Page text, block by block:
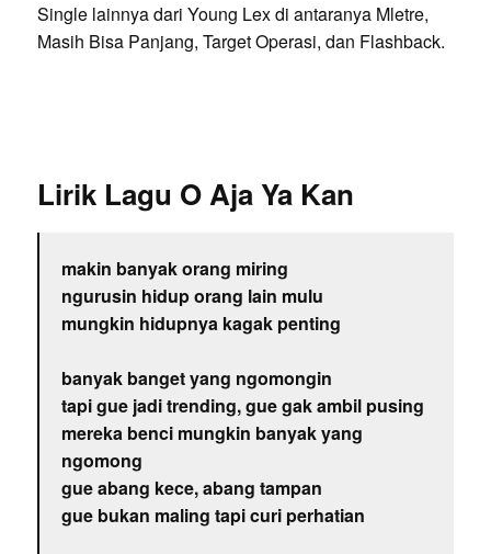
Single lainnya dari Young Lex di antaranya Mletre,
Masih Bisa Panjang, Target Operasi, dan Flashback.
Lirik Lagu O Aja Ya Kan
makin banyak orang miring
ngurusin hidup orang lain mulu
mungkin hidupnya kagak penting
banyak banget yang ngomongin
tapi gue jadi trending, gue gak ambil pusing
mereka benci mungkin banyak yang
ngomong
gue abang kece, abang tampan
gue bukan maling tapi curi perhatian